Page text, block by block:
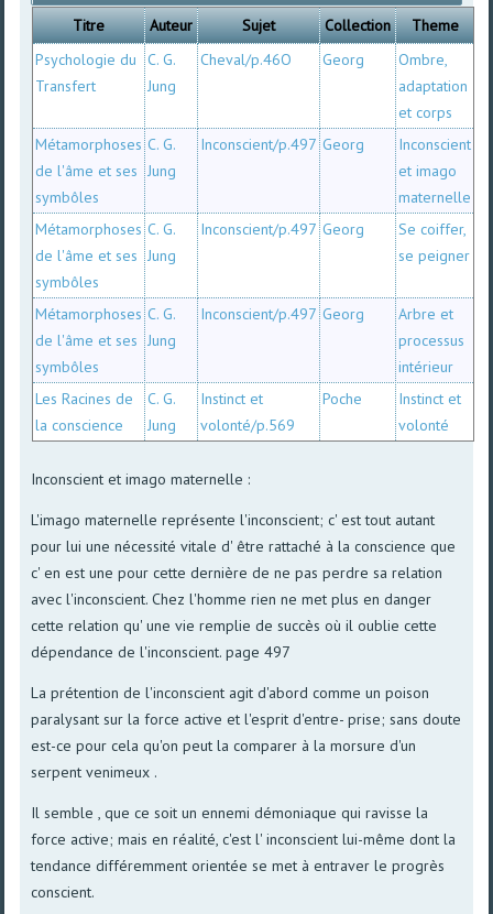
Titre Auteur Sujet Collection
Theme
Psychologie du
Transfert
C. G.
Jung
Cheval/p.46O Georg
Ombre,
adaptation
et corps
Métamorphoses
de l'âme et ses
symbôles
C. G.
Jung
Inconscient/p.497 Georg
Inconscient
et imago
maternelle
Métamorphoses
de l'âme et ses
symbôles
C. G.
Jung
Inconscient/p.497 Georg
Se coiffer,
se peigner
Métamorphoses
de l'âme et ses
symbôles
C. G.
Jung
Inconscient/p.497 Georg
Arbre et
processus
intérieur
Les Racines de
la conscience
C. G.
Jung
Instinct et
volonté/p.569
Poche
Instinct et
volonté
Inconscient et imago maternelle :
L'imago maternelle représente l'inconscient; c' est tout autant
pour lui une nécessité vitale d' être rattaché à la conscience que
c' en est une pour cette dernière de ne pas perdre sa relation
avec l'inconscient. Chez l'homme rien ne met plus en danger
cette relation qu' une vie remplie de succès où il oublie cette
dépendance de l'inconscient. page 497
La prétention de l'inconscient agit d'abord comme un poison
paralysant sur la force active et l'esprit d'entre- prise; sans doute
est-ce pour cela qu'on peut la comparer à la morsure d'un
serpent venimeux .
Il semble , que ce soit un ennemi démoniaque qui ravisse la
force active; mais en réalité, c'est l' inconscient lui-même dont la
tendance différemment orientée se met à entraver le progrès
conscient.